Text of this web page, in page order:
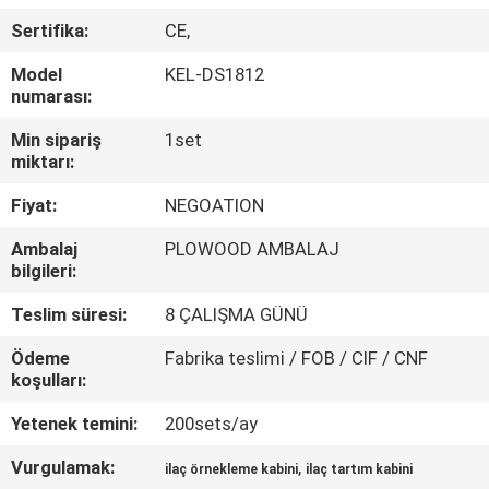
FABRIKA
TURU
KALITE
KONTROLÜ
BIZIMLE
İLETIŞIM
HABERLER
DAVALAR
Sertifika:
CE,
Model
numarası:
KEL-DS1812
Min sipariş
miktarı:
1set
Fiyat:
NEGOATION
Ambalaj
bilgileri:
PLOWOOD AMBALAJ
Teslim süresi:
8 ÇALIŞMA GÜNÜ
Ödeme
koşulları:
Fabrika teslimi / FOB / CIF / CNF
Yetenek temini:
200sets/ay
Vurgulamak:
ilaç örnekleme kabini, ilaç tartım kabini